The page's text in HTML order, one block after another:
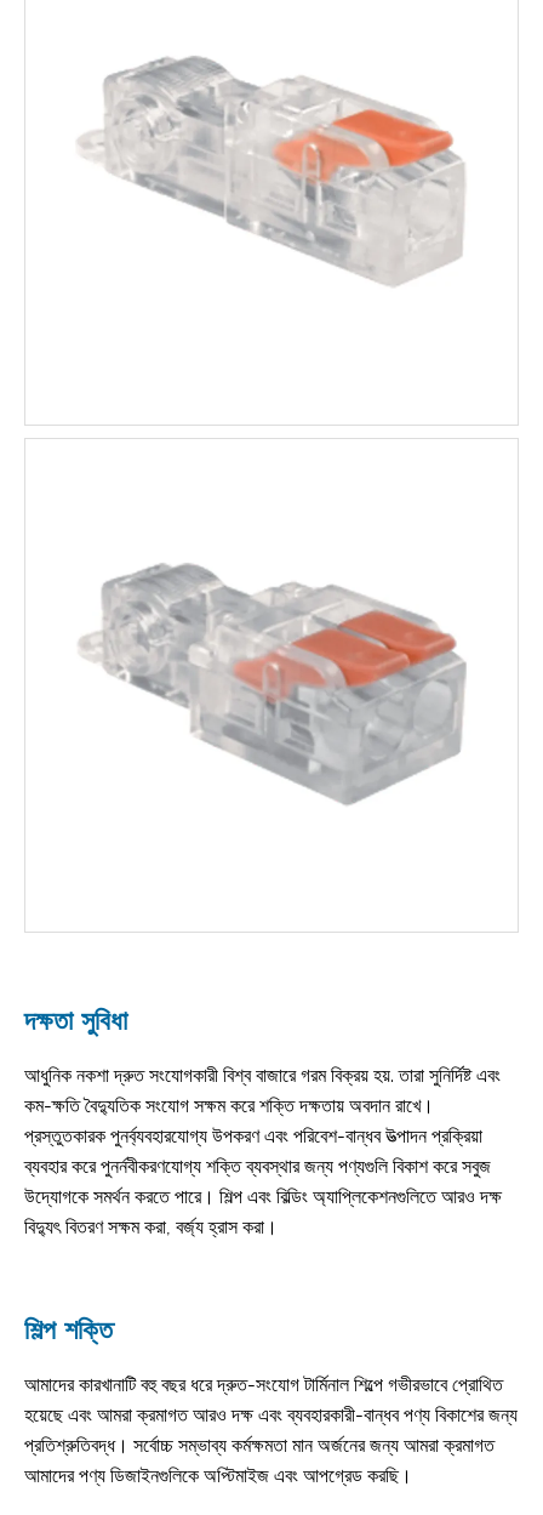
দক্ষতা সুবিধা
আধুনিক নকশা দ্রুত সংযোগকারী বিশ্ব বাজারে গরম বিক্রয় হয়. তারা সুনির্দিষ্ট এবং
কম-ক্ষতি বৈদ্যুতিক সংযোগ সক্ষম করে শক্তি দক্ষতায় অবদান রাখে।
প্রস্তুতকারক পুনর্ব্যবহারযোগ্য উপকরণ এবং পরিবেশ-বান্ধব উত্পাদন প্রক্রিয়া
ব্যবহার করে পুনর্নবীকরণযোগ্য শক্তি ব্যবস্থার জন্য পণ্যগুলি বিকাশ করে সবুজ
উদ্যোগকে সমর্থন করতে পারে। শিল্প এবং বিল্ডিং অ্যাপ্লিকেশনগুলিতে আরও দক্ষ
বিদ্যুৎ বিতরণ সক্ষম করা, বর্জ্য হ্রাস করা।
শিল্প শক্তি
আমাদের কারখানাটি বহু বছর ধরে দ্রুত-সংযোগ টার্মিনাল শিল্পে গভীরভাবে প্রোথিত
হয়েছে এবং আমরা ক্রমাগত আরও দক্ষ এবং ব্যবহারকারী-বান্ধব পণ্য বিকাশের জন্য
প্রতিশ্রুতিবদ্ধ। সর্বোচ্চ সম্ভাব্য কর্মক্ষমতা মান অর্জনের জন্য আমরা ক্রমাগত
আমাদের পণ্য ডিজাইনগুলিকে অপ্টিমাইজ এবং আপগ্রেড করছি।